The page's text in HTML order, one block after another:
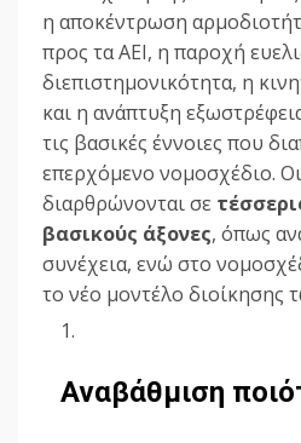
η αποκέντρωση
προς τα ΑΕΙ, η παροχή
διεπιστημονικότητα, η
και η ανάπτυξη
τις βασικές έννοιες που
επερχόμενο νομοσχέδιο.
διαρθρώνονται σε
βασικούς άξονες, όπως
συνέχεια, ενώ στο
το νέο μοντέλο διοίκησης
Αναβάθμιση